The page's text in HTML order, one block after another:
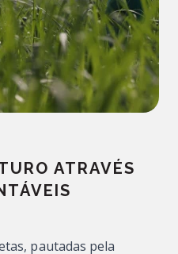
ATRAVÉS
pautadas pela